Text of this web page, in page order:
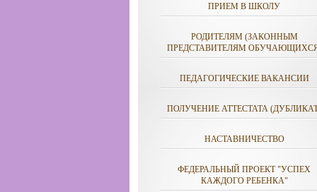
ПРИЕМ В ШКОЛУ
РОДИТЕЛЯМ (ЗАКОННЫМ
ПРЕДСТАВИТЕЛЯМ
ПЕДАГОГИЧЕСКИЕ ВАКАНСИИ
ПОЛУЧЕНИЕ АТТЕСТАТА
НАСТАВНИЧЕСТВО
ФЕДЕРАЛЬНЫЙ ПРОЕКТ "УСПЕХ
КАЖДОГО РЕБЕНКА"